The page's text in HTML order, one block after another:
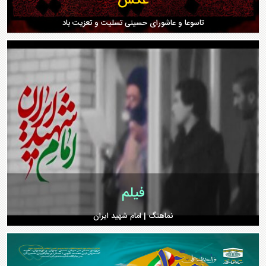
رویداد‌های خبری سازمان "در ایام عدم دسترسی با کانال و سایت"
پذیرایی در راهپیمایی ۲۲ دی‌ماه توسط اداره کل پشتیبانی سازمان اقتصادی کوثر
جلسه آموزشی《برنامه‌ریزی استراتژیک در سازمان‌های اقتصادی》ویژه مدیران ارشد
غرب و ایران مستقلّ مقتدر
امنیت ایران اسلامی اجاره‌ای نیست
اجرایی‌شدن توافقنامۀ امنیتی بین ایران و عراق ضروری است
تاسوعا و عاشورای حسینی تسلیت و تعزیت باد
عکس
گزارش تصویری موکب پذیرایی سازمان به مناسبت عید سعید غدیر
و ارتحال حضرت امام
فیلم
نماهنگ | امام شهید ایران